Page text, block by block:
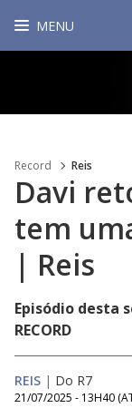
MENU
Record Reis
Davi
tem
| Reis
Episódio desta
RECORD
REIS | Do R7
21/07/2025 - 13H40